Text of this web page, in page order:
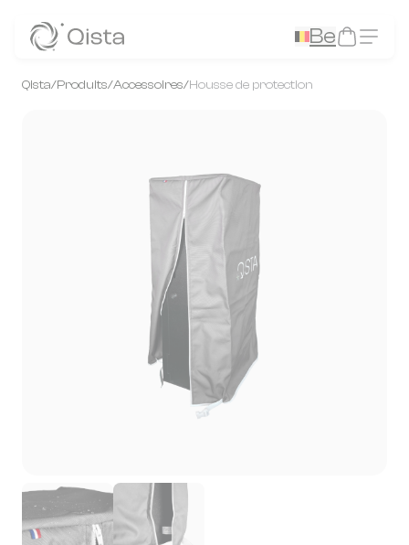
Be
Qista/Produits/Accessoires/Housse de protection